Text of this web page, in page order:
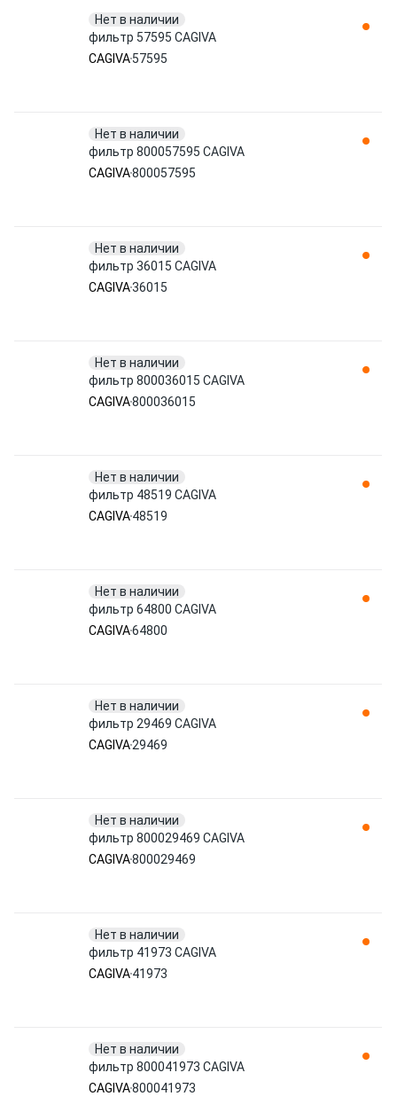
Нет в наличии
фильтр 57595 CAGIVA
CAGIVA57595
Нет в наличии
фильтр 800057595 CAGIVA
CAGIVA800057595
Нет в наличии
фильтр 36015 CAGIVA
CAGIVA36015
Нет в наличии
фильтр 800036015 CAGIVA
CAGIVA800036015
Нет в наличии
фильтр 48519 CAGIVA
CAGIVA48519
Нет в наличии
фильтр 64800 CAGIVA
CAGIVA64800
Нет в наличии
фильтр 29469 CAGIVA
CAGIVA29469
Нет в наличии
фильтр 800029469 CAGIVA
CAGIVA800029469
Нет в наличии
фильтр 41973 CAGIVA
CAGIVA41973
Нет в наличии
фильтр 800041973 CAGIVA
CAGIVA800041973